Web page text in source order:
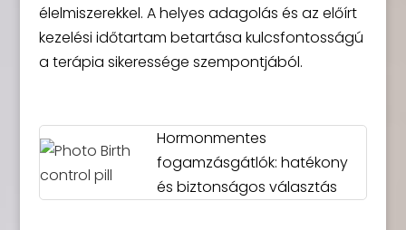
élelmiszerekkel. A helyes adagolás és az előírt
kezelési időtartam betartása kulcsfontosságú
a terápia sikeressége szempontjából.
Hormonmentes
fogamzásgátlók: hatékony
és biztonságos választás